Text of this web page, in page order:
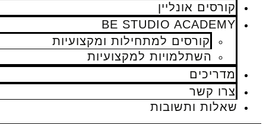
קורסים אונליין
BE STUDIO ACADEMY
קורסים למתחילות ומקצועיות
השתלמויות למקצועיות
מדריכים
צרו קשר
שאלות ותשובות